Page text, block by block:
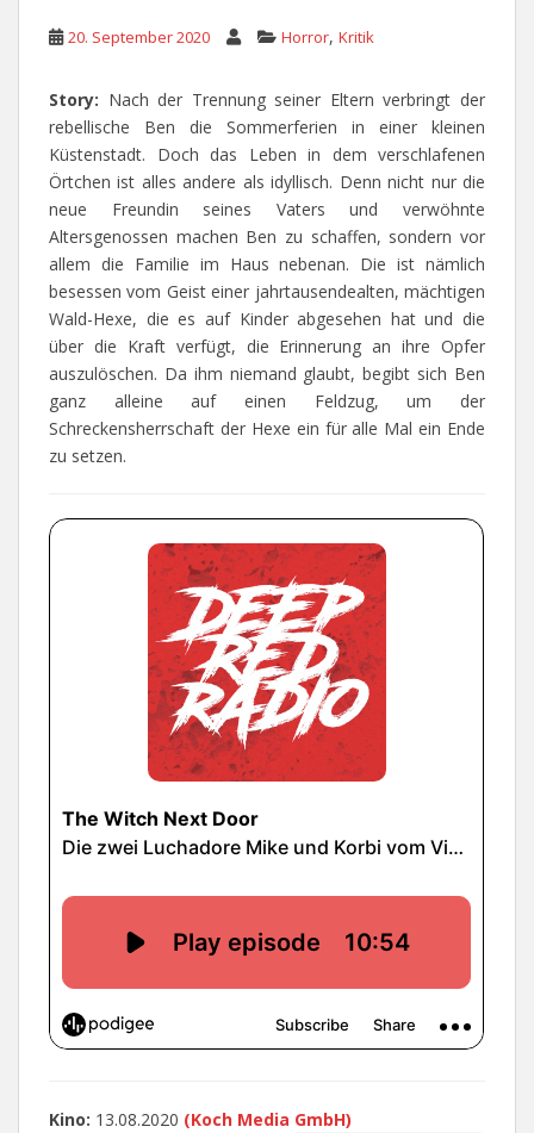
20. September 2020 Horror, Kritik
Story: Nach der Trennung seiner Eltern verbringt der
rebellische Ben die Sommerferien in einer kleinen
Küstenstadt. Doch das Leben in dem verschlafenen
Örtchen ist alles andere als idyllisch. Denn nicht nur die
neue Freundin seines Vaters und verwöhnte
Altersgenossen machen Ben zu schaffen, sondern vor
allem die Familie im Haus nebenan. Die ist nämlich
besessen vom Geist einer jahrtausendealten, mächtigen
Wald-Hexe, die es auf Kinder abgesehen hat und die
über die Kraft verfügt, die Erinnerung an ihre Opfer
auszulöschen. Da ihm niemand glaubt, begibt sich Ben
ganz alleine auf einen Feldzug, um der
Schreckensherrschaft der Hexe ein für alle Mal ein Ende
zu setzen.
Kino: 13.08.2020 (Koch Media GmbH)